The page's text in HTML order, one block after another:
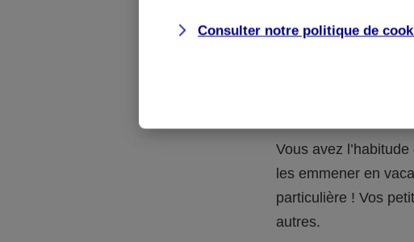
Situation n°3
Vous avez
les emmener en
particulière ! Vos
autres.
Consulter notre politique de